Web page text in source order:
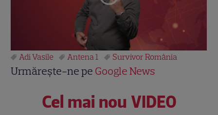
Adi Vasile Antena 1 Survivor România
Urmărește-ne pe Google News
Cel mai nou VIDEO